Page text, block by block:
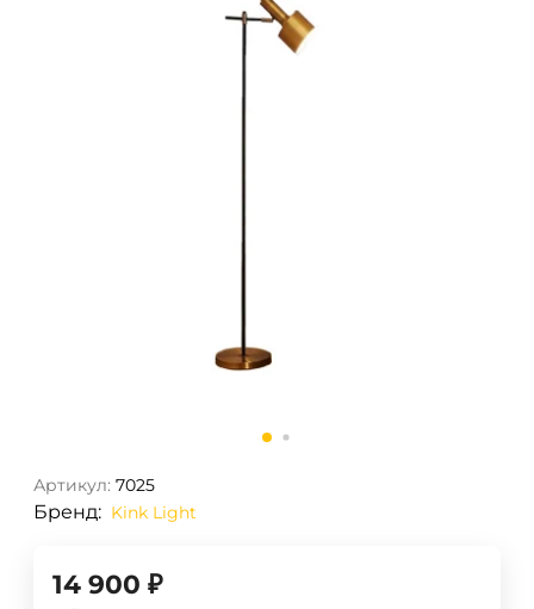
Артикул: 7025
Бренд: Kink Light
14 900 ₽